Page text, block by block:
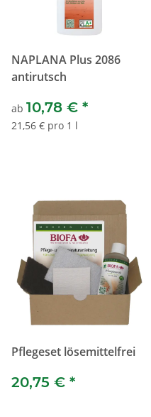
NAPLANA Plus 2086
antirutsch
ab 10,78 € *
21,56 € pro 1 l
Pflegeset lösemittelfrei
20,75 € *